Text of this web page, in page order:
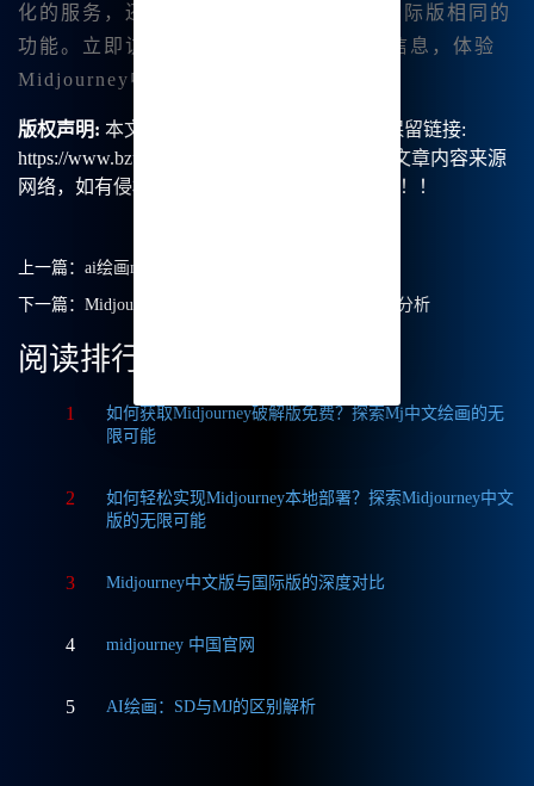
化的服务，还能以更低的价格体验到与国际版相同的
功能。立即访问
了解更多信息，体验
Midjourney中文版的独特优势。
版权声明: 本文由【B族智能】原创，转载请保留链接:
https://www.bzu.cn/news/show/2464.html，部分文章内容来源
网络，如有侵权请联系我们删除处理。谢谢！！！
上一篇： ai绘画mj
下一篇： Midjourney中文版与国际版价格对比及优势分析
阅读排行
1
如何获取Midjourney破解版免费？探索Mj中文绘画的无
限可能
2
如何轻松实现Midjourney本地部署？探索Midjourney中文
版的无限可能
3 Midjourney中文版与国际版的深度对比
4 midjourney 中国官网
5 AI绘画：SD与MJ的区别解析